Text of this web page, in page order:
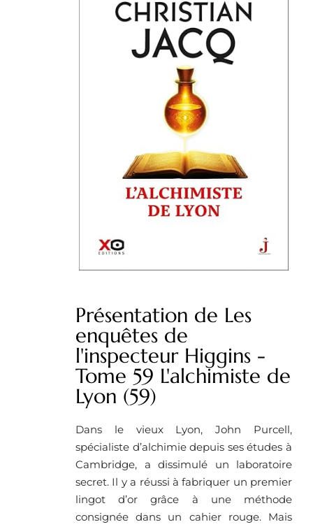
Présentation de Les
enquêtes de
l'inspecteur Higgins -
Tome 59 L'alchimiste de
Lyon (59)
Dans le vieux Lyon, John Purcell,
spécialiste d’alchimie depuis ses études à
Cambridge, a dissimulé un laboratoire
secret. Il y a réussi à fabriquer un premier
lingot d’or grâce à une méthode
consignée dans un cahier rouge. Mais